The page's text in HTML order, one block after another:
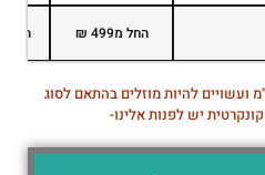
החל מ499 ₪ החל
ועשויים להיות מוזלים בהתאם לסוג
יש לפנות אלינו-